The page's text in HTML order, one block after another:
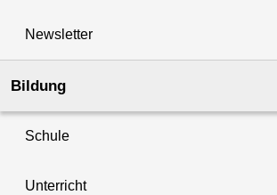
Newsletter
Bildung
Schule
Unterricht